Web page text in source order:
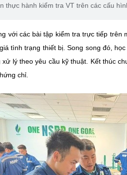
thực hành kiểm tra VT trên các cấu
với các bài tập kiểm tra trực tiếp trên
tình trạng thiết bị. Song song đó,
lý theo yêu cầu kỹ thuật. Kết thúc
chỉ.